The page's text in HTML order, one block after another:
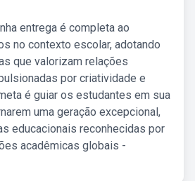
entrega é completa ao
no contexto escolar, adotando
que valorizam relações
por criatividade e
é guiar os estudantes em sua
uma geração excepcional,
educacionais reconhecidas por
acadêmicas globais -